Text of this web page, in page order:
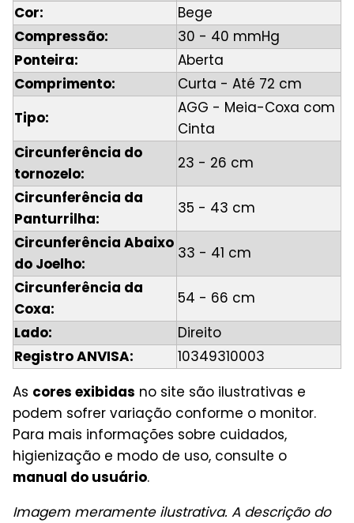
Cor:
Bege
Compressão:
30 - 40 mmHg
Ponteira:
Aberta
Comprimento:
Curta - Até 72 cm
Tipo:
AGG - Meia-Coxa com
Cinta
Circunferência do
tornozelo:
23 - 26 cm
Circunferência da
Panturrilha:
35 - 43 cm
Circunferência Abaixo
do Joelho:
33 - 41 cm
Circunferência da
Coxa:
54 - 66 cm
Lado:
Direito
Registro ANVISA:
10349310003
As cores exibidas no site são ilustrativas e
podem sofrer variação conforme o monitor.
Para mais informações sobre cuidados,
higienização e modo de uso, consulte o
manual do usuário.
Imagem meramente ilustrativa. A descrição do